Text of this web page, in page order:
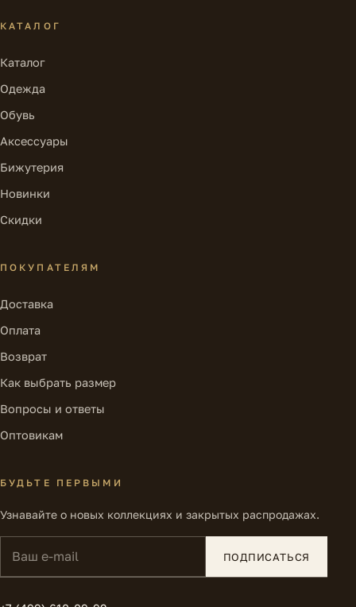
КАТАЛОГ
Каталог
Одежда
Обувь
Аксессуары
Бижутерия
Новинки
Скидки
ПОКУПАТЕЛЯМ
Доставка
Оплата
Возврат
Как выбрать размер
Вопросы и ответы
Оптовикам
БУДЬТЕ ПЕРВЫМИ
Узнавайте о новых коллекциях и закрытых распродажах.
ПОДПИСАТЬСЯ